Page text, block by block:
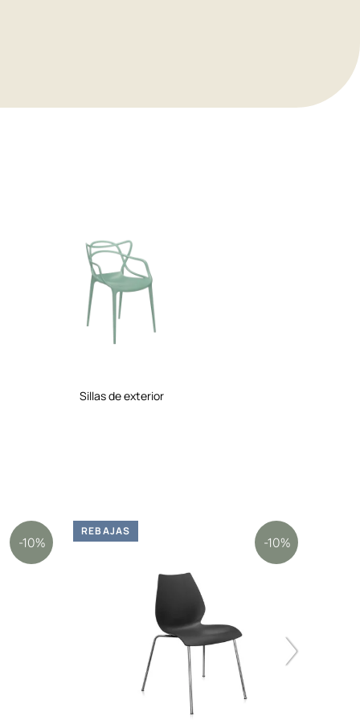
sillas de exterior
-10% -10%
REBAJAS